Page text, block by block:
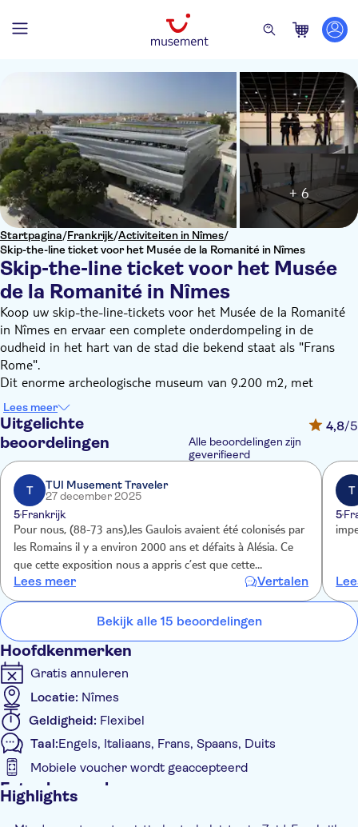
Startpagina/Frankrijk/Activiteiten in Nîmes/
Skip-the-line ticket voor het Musée de la Romanité in Nîmes
Skip-the-line ticket voor het Musée
de la Romanité in Nîmes
+ 6
Koop uw skip-the-line-tickets voor het Musée de la Romanité
in Nîmes en ervaar een complete onderdompeling in de
oudheid in het hart van de stad die bekend staat als "Frans
Rome".
Dit enorme archeologische museum van 9.200 m2, met
uitzicht op de Arènes, nodigt u uit voor een unieke ervaring
waarbij u terug in de tijd reist door de geschiedenis van Nîmes,
van de 7e eeuw voor Christus tot de middeleeuwen, aan de
hand van een zeer innovatieve museografie en meeslepende
scenografie (augmented reality, monumentale audiovisuele
technologieën, enz.).
Het hotel is gebouwd met hedendaagse architectuur en is
voorzien van de nieuwste technologische snufjes. Het beschikt
over een panoramisch restaurant, een archeologische tuin en
een openluchtdakterras met een adembenemend 360°-uitzicht
over Nîmes en haar mooiste Romeinse juwelen.
Lees meer
Uitgelichte
beoordelingen
4,8/5
Alle beoordelingen zijn
geverifieerd
T
TUI Musement Traveler
27 december 2025
5Frankrijk
Pour nous, (88-73 ans),les Gaulois avaient été colonisés par
les Romains il y a environ 2000 ans et défaits à Alésia. Ce
que cette exposition nous a appris c’est que cette
colonisation n’a pas été aussi dramatique puisque les
Romains ont su élever les Gaulois les plus billants dans la
Lees meer Vertalen
T
5
Bekijk alle 15 beoordelingen
Hoofdkenmerken
Gratis annuleren
Locatie: Nîmes
Geldigheid: Flexibel
Taal:Engels, Italiaans, Frans, Spaans, Duits
Mobiele voucher wordt geaccepteerd
Extra kenmerken
Highlights